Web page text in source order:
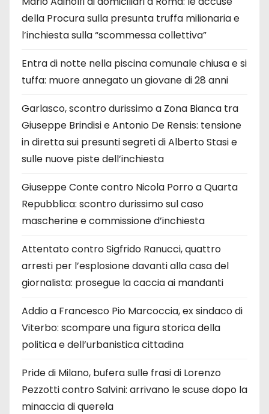
della Procura sulla presunta truffa milionaria e
l’inchiesta sulla “scommessa collettiva”
Entra di notte nella piscina comunale chiusa e si
tuffa: muore annegato un giovane di 28 anni
Garlasco, scontro durissimo a Zona Bianca tra
Giuseppe Brindisi e Antonio De Rensis: tensione
in diretta sui presunti segreti di Alberto Stasi e
sulle nuove piste dell’inchiesta
Giuseppe Conte contro Nicola Porro a Quarta
Repubblica: scontro durissimo sul caso
mascherine e commissione d’inchiesta
Attentato contro Sigfrido Ranucci, quattro
arresti per l’esplosione davanti alla casa del
giornalista: prosegue la caccia ai mandanti
Addio a Francesco Pio Marcoccia, ex sindaco di
Viterbo: scompare una figura storica della
politica e dell’urbanistica cittadina
Pride di Milano, bufera sulle frasi di Lorenzo
Pezzotti contro Salvini: arrivano le scuse dopo la
minaccia di querela